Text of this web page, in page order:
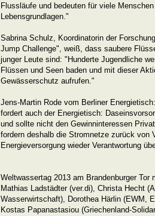
Flussläufe und bedeuten für viele
Lebensgrundlagen."
Sabrina Schulz, Koordinatorin der
Jump Challenge", weiß, dass saubere
junger Leute sind: "Hunderte Jugendliche
Flüssen und Seen baden und mit dieser
Gewässerschutz aufrufen."
Jens-Martin Rode vom Berliner
fordert auch der Energietisch:
und sollte nicht den Gewinninteressen
fordern deshalb die Stromnetze zurück von
Energieversorgung wieder Verantwortung
Weltwassertag 2013 am Brandenburger Tor
Mathias Ladstädter (ver.di), Christa Hecht
Wasserwirtschaft), Dorothea Härlin (EWM,
Kostas Papanastasiou (Griechenland-